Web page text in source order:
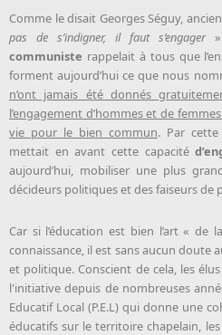
Comme le disait Georges Séguy,
pas de s’indigner, il faut s’engager
communiste rappelait à tous que
forment aujourd’hui ce que nous
n’ont jamais été donnés
l’engagement d’hommes et de
vie pour le bien commun. Par
mettait en avant cette capacité
aujourd’hui, mobiliser une plus
décideurs politiques et des faiseurs de
Car si l’éducation est bien l’art « de
connaissance, il est sans aucun doute
et politique. Conscient de cela, les
l'initiative depuis de nombreuses
Educatif Local (P.E.L) qui donne une
éducatifs sur le territoire chapelain,